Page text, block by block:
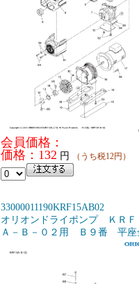
会員価格：
価格：132 円 （うち税12円）
33000011190KRF15AB02
オリオンドライポンプ ＫＲＦ
Ａ－Ｂ－０２用 Ｂ９番 平座